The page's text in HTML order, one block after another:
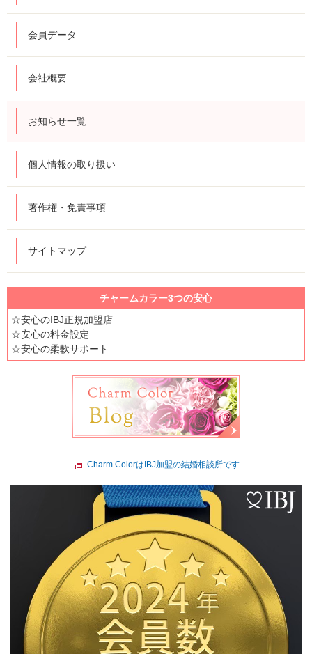
会員データ
会社概要
お知らせ一覧
個人情報の取り扱い
著作権・免責事項
サイトマップ
チャームカラー3つの安心
☆安心のIBJ正規加盟店
☆安心の料金設定
☆安心の柔軟サポート
Charm ColorはIBJ加盟の結婚相談所です